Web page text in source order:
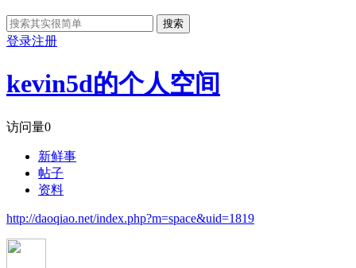
搜索
登录注册
kevin5d的个人空间
访问量0
新鲜事
帖子
资料
http://daoqiao.net/index.php?m=space&uid=1819